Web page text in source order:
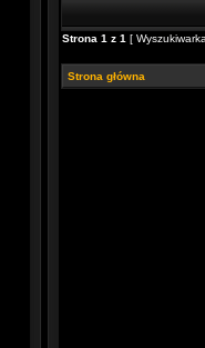
Strona 1 z 1 [
Strona główna